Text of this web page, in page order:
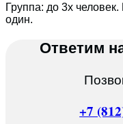
Группа: до 3х
один.
Ответим
+7